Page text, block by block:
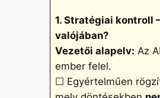
1. Stratégiai kontroll
valójában?
Vezetői alapelv: Az
ember felel.
☐ Egyértelműen